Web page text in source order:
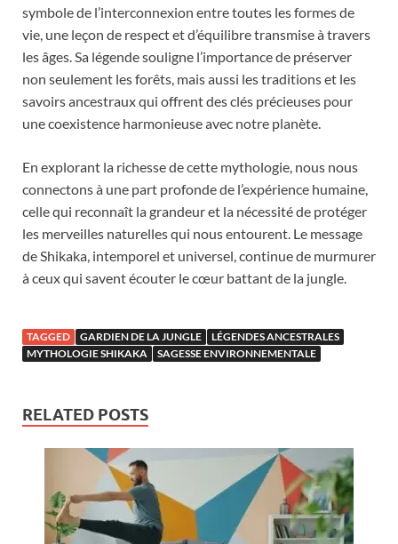
symbole de l’interconnexion entre toutes les formes de
vie, une leçon de respect et d’équilibre transmise à travers
les âges. Sa légende souligne l’importance de préserver
non seulement les forêts, mais aussi les traditions et les
savoirs ancestraux qui offrent des clés précieuses pour
une coexistence harmonieuse avec notre planète.
En explorant la richesse de cette mythologie, nous nous
connectons à une part profonde de l’expérience humaine,
celle qui reconnaît la grandeur et la nécessité de protéger
les merveilles naturelles qui nous entourent. Le message
de Shikaka, intemporel et universel, continue de murmurer
à ceux qui savent écouter le cœur battant de la jungle.
TAGGED GARDIEN DE LA JUNGLE
LÉGENDES ANCESTRALES
MYTHOLOGIE SHIKAKA
SAGESSE ENVIRONNEMENTALE
RELATED POSTS